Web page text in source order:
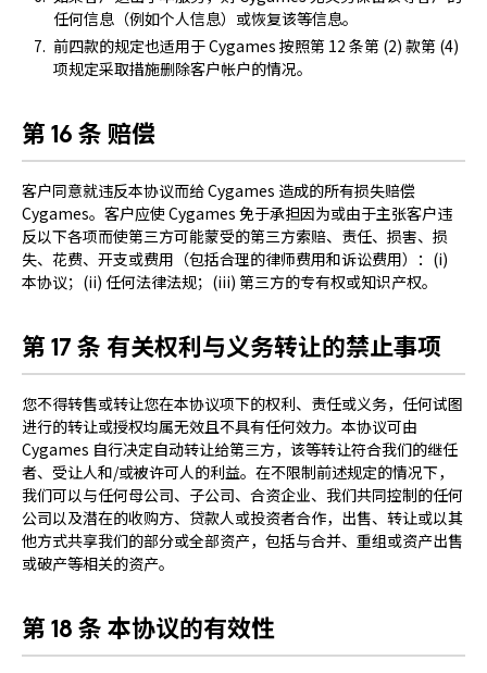
任何信息（例如个人信息）或恢复该等信息。
前四款的规定也适用于 Cygames 按照第 12 条第 (2) 款第 (4)
项规定采取措施删除客户帐户的情况。
第 16 条 赔偿
客户同意就违反本协议而给 Cygames 造成的所有损失赔偿
Cygames。客户应使 Cygames 免于承担因为或由于主张客户违
反以下各项而使第三方可能蒙受的第三方索赔、责任、损害、损
失、花费、开支或费用（包括合理的律师费用和诉讼费用）：(i)
本协议；(ii) 任何法律法规；(iii) 第三方的专有权或知识产权。
第 17 条 有关权利与义务转让的禁止事项
您不得转售或转让您在本协议项下的权利、责任或义务，任何试图
进行的转让或授权均属无效且不具有任何效力。本协议可由
Cygames 自行决定自动转让给第三方，该等转让符合我们的继任
者、受让人和/或被许可人的利益。在不限制前述规定的情况下，
我们可以与任何母公司、子公司、合资企业、我们共同控制的任何
公司以及潜在的收购方、贷款人或投资者合作，出售、转让或以其
他方式共享我们的部分或全部资产，包括与合并、重组或资产出售
或破产等相关的资产。
第 18 条 本协议的有效性